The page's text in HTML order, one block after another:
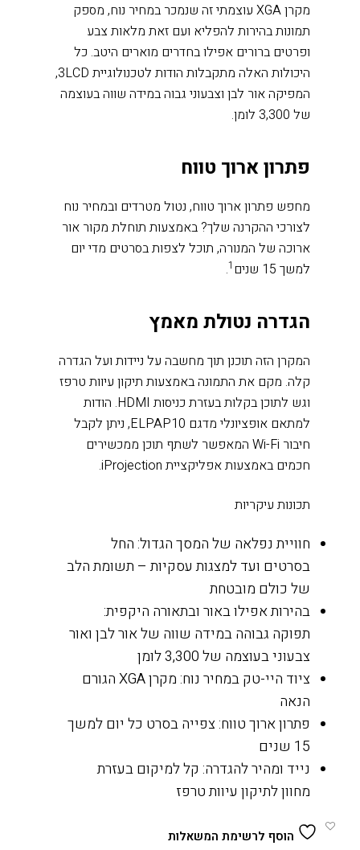
מקרןXGAעוצמתי זה שנמכר במחיר נוח, מספק
תמונות בהירות להפליא ועם זאת מלאות צבע
ופרטים ברורים אפילו בחדרים מוארים היטב. כל
היכולות האלה מתקבלות הודות לטכנולוגיית 3LCD,
המפיקה אור לבן וצבעוני גבוה במידה שווה בעוצמה
של 3,300 לומן.
פתרון ארוך טווח
מחפש פתרון ארוך טווח, נטול מטרדים ובמחיר נוח
לצורכי ההקרנה שלך? באמצעות תוחלת מקור אור
ארוכה של המנורה, תוכל לצפות בסרטים מדי יום
למשך 15 שנים
1
.
הגדרה נטולת מאמץ
המקרן הזה תוכנן תוך מחשבה על ניידות ועל הגדרה
קלה. מקם את התמונה באמצעות תיקון עיוות טרפז
וגש לתוכן בקלות בעזרת כניסות HDMI. הודות
למתאם אופציונלי מדגם ELPAP10, ניתן לקבל
חיבור Wi-Fi המאפשר לשתף תוכן ממכשירים
חכמים באמצעות אפליקציית iProjection.
תכונות עיקריות
חוויית נפלאה של המסך הגדול: החל
בסרטים ועד למצגות עסקיות – תשומת הלב
של כולם מובטחת
בהירות אפילו באור ובתאורה היקפית:
תפוקה גבוהה במידה שווה של אור לבן ואור
צבעוני בעוצמה של 3,300 לומן
ציוד היי-טק במחיר נוח: מקרןXGAהגורם
הנאה
פתרון ארוך טווח: צפייה בסרט כל יום למשך
15 שנים
נייד ומהיר להגדרה: קל למיקום בעזרת
מחוון לתיקון עיוות טרפז
הוסף לרשימת המשאלות